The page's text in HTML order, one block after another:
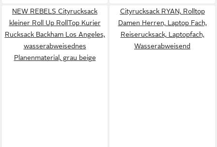
NEW REBELS Cityrucksack
kleiner Roll Up RollTop Kurier
Rucksack Backham Los Angeles,
wasserabweisednes
Planenmaterial, grau beige
Cityrucksack RYAN, Rolltop
Damen Herren, Laptop Fach,
Reiserucksack, Laptopfach,
Wasserabweisend